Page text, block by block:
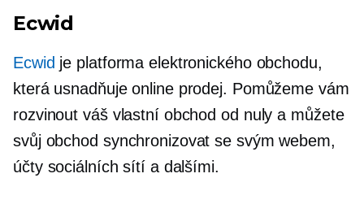
Ecwid
Ecwid je platforma elektronického obchodu,
která usnadňuje online prodej. Pomůžeme vám
rozvinout váš vlastní obchod od nuly a můžete
svůj obchod synchronizovat se svým webem,
účty sociálních sítí a dalšími.